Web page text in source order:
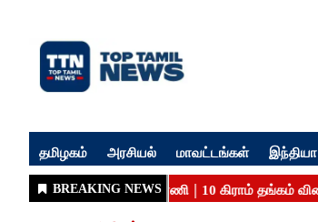
தமிழகம் அரசியல் மாவட்டங்கள் இந்தியா